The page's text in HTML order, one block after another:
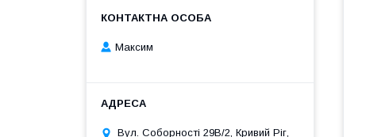
Максим
Вул. Соборності 29В/2, Кривий Ріг,